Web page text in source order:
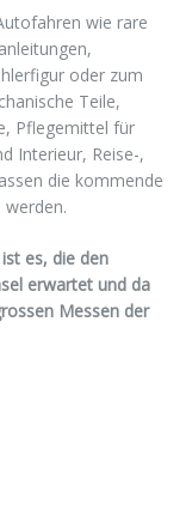
wie rare
oder zum
Teile,
Pflegemittel für
Interieur, Reise-,
die kommende
werden.
es, die den
erwartet und da
Messen der